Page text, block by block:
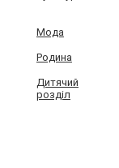
Мода
Родина
Дитячий
розділ